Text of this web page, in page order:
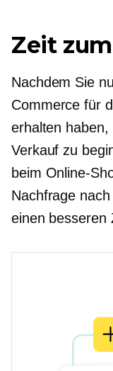
Zeit
Nachdem Sie
Commerce für
erhalten
Verkauf zu
beim Online-
Nachfrage
einen besseren